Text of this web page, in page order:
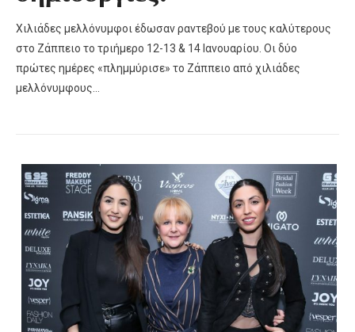
Χιλιάδες μελλόνυμφοι έδωσαν ραντεβού με τους καλύτερους
στο Ζάππειο το τριήμερο 12-13 & 14 Ιανουαρίου. Oι δύο
πρώτες ημέρες «πλημμύρισε» το Ζάππειο από χιλιάδες
μελλόνυμφους…